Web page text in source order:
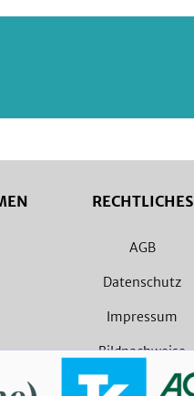
RECHTLICHES
AGB
Datenschutz
Impressum
Bildnachweise
Barrierefreiheit